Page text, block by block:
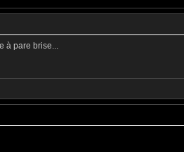
à pare brise...